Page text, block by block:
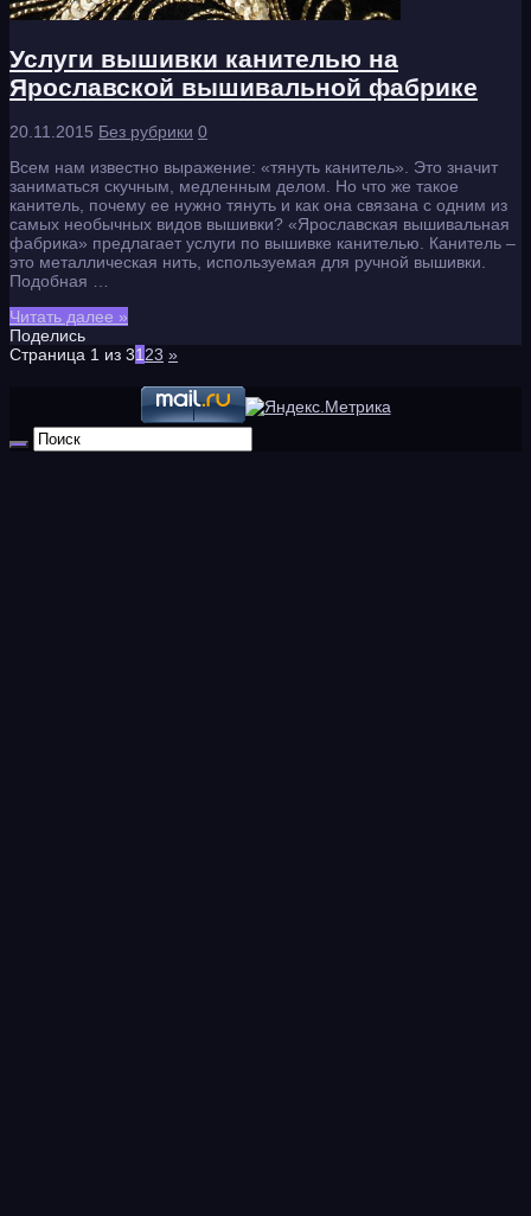
Услуги вышивки канителью на
Ярославской вышивальной фабрике
20.11.2015 Без рубрики 0
Всем нам известно выражение: «тянуть канитель». Это значит
заниматься скучным, медленным делом. Но что же такое
канитель, почему ее нужно тянуть и как она связана с одним из
самых необычных видов вышивки? «Ярославская вышивальная
фабрика» предлагает услуги по вышивке канителью. Канитель –
это металлическая нить, используемая для ручной вышивки.
Подобная …
Читать далее »
Поделись
Страница 1 из 3123 »